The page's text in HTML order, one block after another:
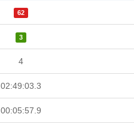
62
3
4
02:49:03.3
00:05:57.9